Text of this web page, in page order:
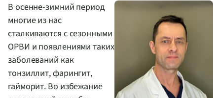
В осенне-зимний период
многие из нас
сталкиваются с сезонными
ОРВИ и появлениями таких
заболеваний как
тонзиллит, фарингит,
гайморит. Во избежание